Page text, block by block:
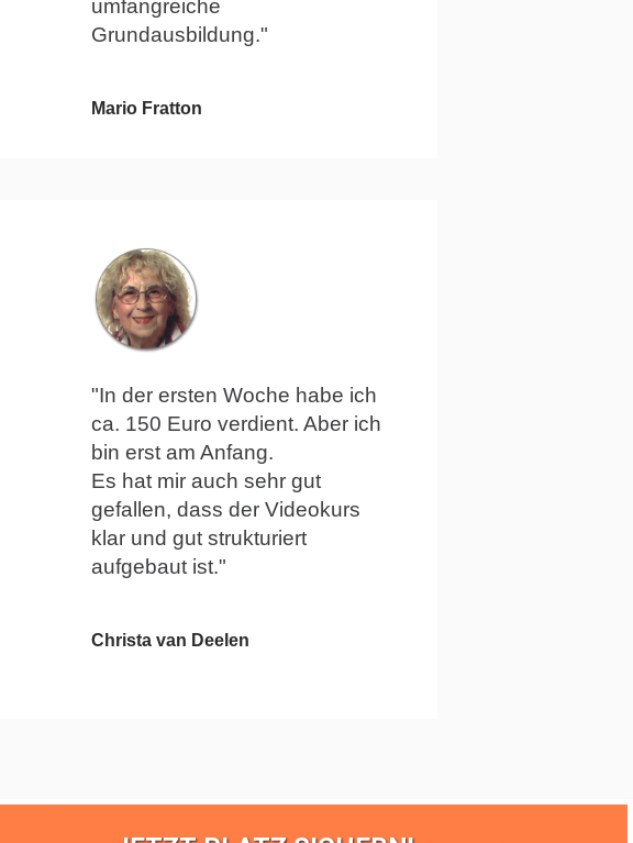
umfangreiche
Grundausbildung."
Mario Fratton
"In der ersten Woche habe ich
ca. 150 Euro verdient. Aber ich
bin erst am Anfang.
Es hat mir auch sehr gut
gefallen, dass der Videokurs
klar und gut strukturiert
aufgebaut ist."
Christa van Deelen